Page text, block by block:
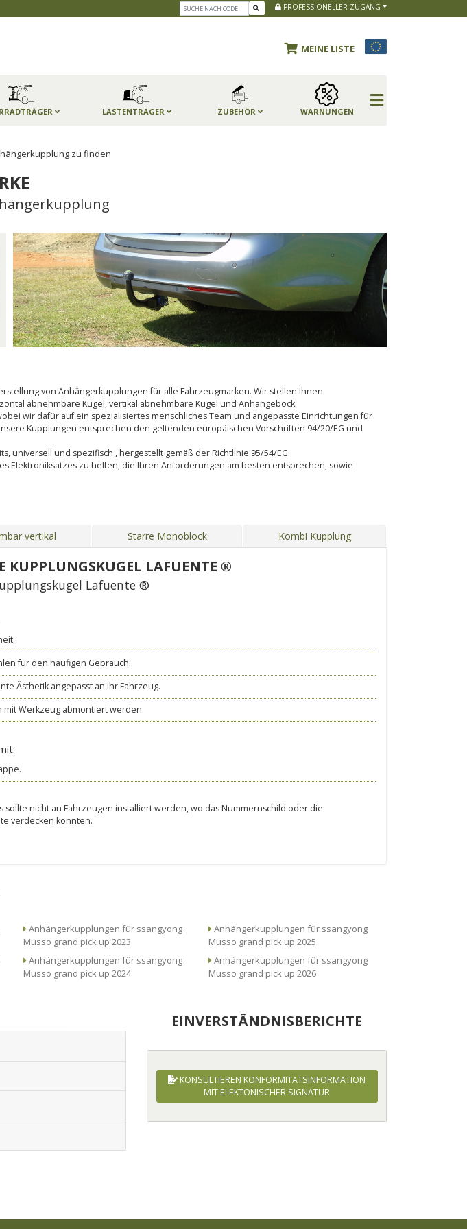
PROFESSIONELLER ZUGANG
MEINE LISTE
LASTENTRÄGER ZUBEHÖR WARNUNGEN
zu finden
von Anhängerkupplungen für alle Fahrzeugmarken. Wir stellen Ihnen
abnehmbare Kugel, vertikal abnehmbare Kugel und Anhängebock.
wir dafür auf ein spezialisiertes menschliches Team und angepasste Einrichtungen für
Kupplungen entsprechen den geltenden europäischen Vorschriften 94/20/EG und
universell und spezifisch , hergestellt gemäß der Richtlinie 95/54/EG.
Elektroniksatzes zu helfen, die Ihren Anforderungen am besten entsprechen, sowie
vertikal Starre Monoblock Kombi Kupplung
KUPPLUNGSKUGEL LAFUENTE ®
Lafuente ®
für den häufigen Gebrauch.
Ästhetik angepasst an Ihr Fahrzeug.
mit Werkzeug abmontiert werden.
sollte nicht an Fahrzeugen installiert werden, wo das Nummernschild oder die
verdecken könnten.
Anhängerkupplungen für ssangyong
Musso grand pick up 2023
Anhängerkupplungen für ssangyong
Musso grand pick up 2024
Anhängerkupplungen für ssangyong
Musso grand pick up 2025
Anhängerkupplungen für ssangyong
Musso grand pick up 2026
EINVERSTÄNDNISBERICHTE
KONSULTIEREN KONFORMITÄTSINFORMATION
MIT ELEKTONISCHER SIGNATUR